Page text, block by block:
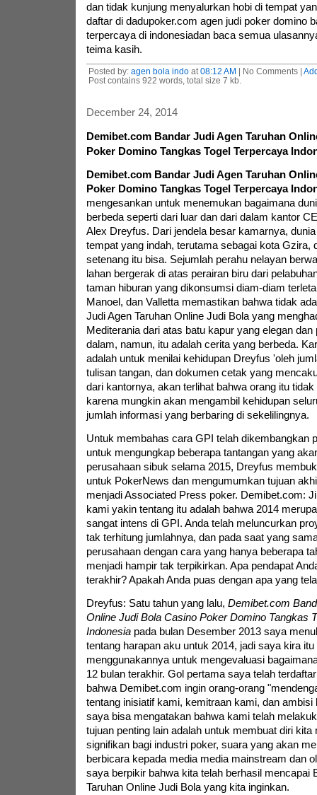
dan tidak kunjung menyalurkan hobi di tempat
daftar di dadupoker.com agen judi poker domino
terpercaya di indonesiadan baca semua
teima kasih.
Posted by: agen bola indoat 08:12 AM | No Comments |
Post contains 922 words, total size 7 kb.
December 24, 2014
Demibet.com Bandar Judi Agen Taruhan
Poker Domino Tangkas Togel Terpercaya
Demibet.com Bandar Judi Agen Taruhan
Poker Domino Tangkas Togel Terpercaya
mengesankan untuk menemukan bagaimana
berbeda seperti dari luar dan dari dalam kantor
Alex Dreyfus. Dari jendela besar kamarnya,
tempat yang indah, terutama sebagai kota Gzira,
setenang itu bisa. Sejumlah perahu nelayan
lahan bergerak di atas perairan biru dari
taman hiburan yang dikonsumsi diam-diam
Manoel, dan Valletta memastikan bahwa tidak
Judi Agen Taruhan Online Judi Bola yang
Mediterania dari atas batu kapur yang elegan dan
dalam, namun, itu adalah cerita yang berbeda.
adalah untuk menilai kehidupan Dreyfus 'oleh
tulisan tangan, dan dokumen cetak yang
dari kantornya, akan terlihat bahwa orang itu
karena mungkin akan mengambil kehidupan
jumlah informasi yang berbaring di sekelilingnya.
Untuk membahas cara GPI telah dikembangkan
untuk mengungkap beberapa tantangan yang
perusahaan sibuk selama 2015, Dreyfus
untuk PokerNews dan mengumumkan tujuan
menjadi Associated Press poker. Demibet.com:
kami yakin tentang itu adalah bahwa 2014
sangat intens di GPI. Anda telah meluncurkan
tak terhitung jumlahnya, dan pada saat yang
perusahaan dengan cara yang hanya beberapa
menjadi hampir tak terpikirkan. Apa pendapat
terakhir? Apakah Anda puas dengan apa yang
Dreyfus: Satu tahun yang lalu, Demibet.com
Online Judi Bola Casino Poker Domino Tangkas
Indonesiapada bulan Desember 2013 saya
tentang harapan aku untuk 2014, jadi saya kira
menggunakannya untuk mengevaluasi
12 bulan terakhir. Gol pertama saya telah
bahwa Demibet.com ingin orang-orang
tentang inisiatif kami, kemitraan kami, dan
saya bisa mengatakan bahwa kami telah
tujuan penting lain adalah untuk membuat diri kita
signifikan bagi industri poker, suara yang akan
berbicara kepada media media mainstream dan
saya berpikir bahwa kita telah berhasil mencapai
Taruhan Online Judi Bola yang kita inginkan.